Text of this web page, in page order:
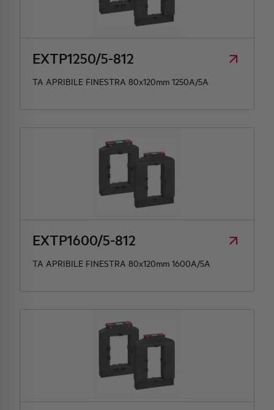
EXTP1250/5-812
TA APRIBILE FINESTRA 80x120mm 1250A/5A
EXTP1600/5-812
TA APRIBILE FINESTRA 80x120mm 1600A/5A